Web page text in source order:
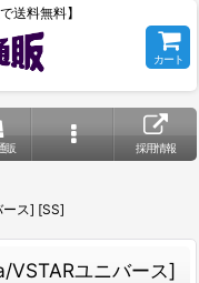
送料無料】
カート
販 採用情報
ース] [SS]
VSTARユニバース]